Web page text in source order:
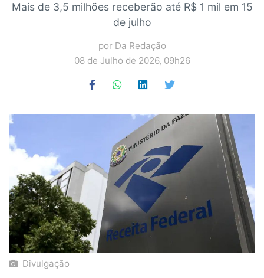
Mais de 3,5 milhões receberão até R$ 1 mil em 15
de julho
por Da Redação
08 de Julho de 2026, 09h26
Divulgação